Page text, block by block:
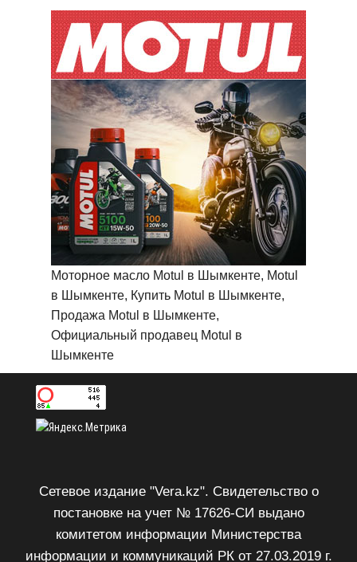
Моторное масло Motul в Шымкенте, Motul
в Шымкенте, Купить Motul в Шымкенте,
Продажа Motul в Шымкенте,
Официальный продавец Motul в
Шымкенте
Сетевое издание "Vera.kz". Свидетельство о
постановке на учет № 17626-СИ выдано
комитетом информации Министерства
информации и коммуникаций РК от 27.03.2019 г.